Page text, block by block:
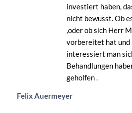
investiert haben,
nicht bewusst. Ob
,oder ob sich Herr
vorbereitet hat
interessiert man
Behandlungen
geholfen .
Felix Auermeyer